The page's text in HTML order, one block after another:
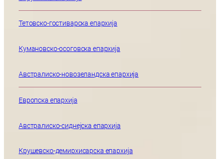
Тетовско-гостиварска епархија
Кумановско-осоговска епархија
Австралиско-новозеландска епархија
Европска епархија
Австралиско-сиднејска епархија
Крушевско-демирхисарска епархија